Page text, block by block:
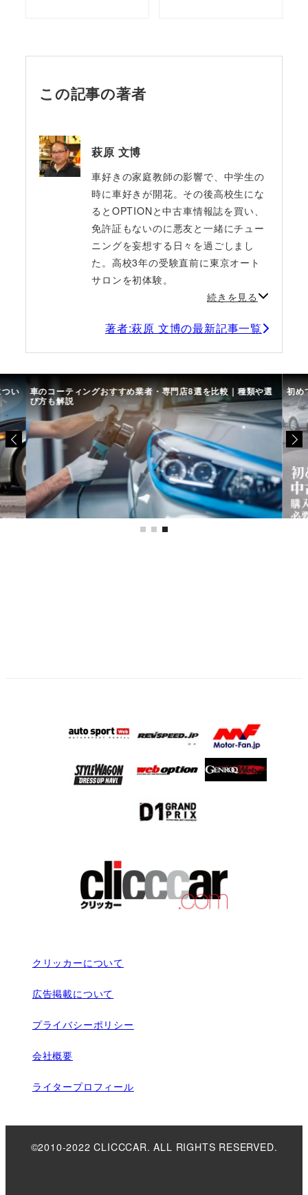
この記事の著者
萩原 文博
車好きの家庭教師の影響で、中学生の
時に車好きが開花。その後高校生にな
るとOPTIONと中古車情報誌を買い、
免許証もないのに悪友と一緒にチュー
ニングを妄想する日々を過ごしまし
た。高校3年の受験直前に東京オート
サロンを初体験。
続きを見る
著者:萩原 文博の最新記事一覧
い 車のコーティングおすすめ業者・専門店8選を比較｜種類や選
び方も解説
初め
クリッカーについて
広告掲載について
プライバシーポリシー
会社概要
ライタープロフィール
©2010-2022 CLICCCAR. ALL RIGHTS RESERVED.